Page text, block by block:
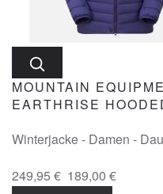
MOUNTAIN
EARTHRISE
Winterjacke - Damen -
249,95 € 189,00 €